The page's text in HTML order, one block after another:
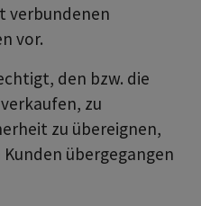
verbundenen
vor.
den bzw. die
zu
zu übereignen,
übergegangen